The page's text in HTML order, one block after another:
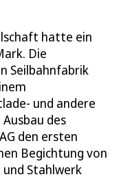
hatte ein
Die
Seilbahnfabrik
und andere
des
den ersten
Begichtung von
und Stahlwerk